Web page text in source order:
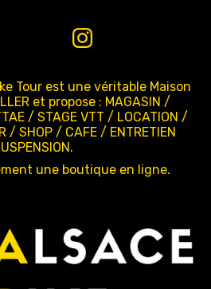
Tour est une véritable Maison
et propose : MAGASIN /
/ STAGE VTT / LOCATION /
/ SHOP / CAFE / ENTRETIEN
une boutique en ligne.